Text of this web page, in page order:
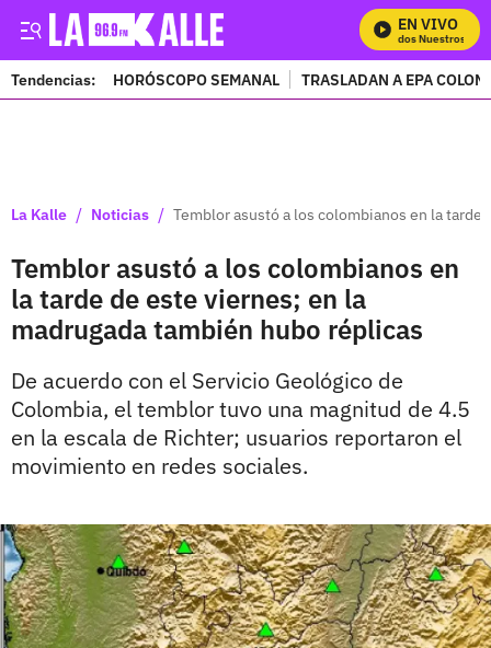
EN VIVO
Mira Todos Nuestros
Tendencias: HORÓSCOPO SEMANAL TRASLADAN A EPA
La Kalle / Noticias / Temblor asustó a los colombianos en la
Temblor asustó a los colombianos en
la tarde de este viernes; en la
madrugada también hubo réplicas
De acuerdo con el Servicio Geológico de
Colombia, el temblor tuvo una magnitud de 4.5
en la escala de Richter; usuarios reportaron el
movimiento en redes sociales.